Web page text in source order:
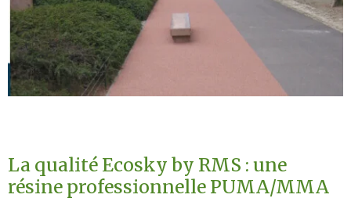
La qualité Ecosky by RMS : une
résine professionnelle PUMA/MMA